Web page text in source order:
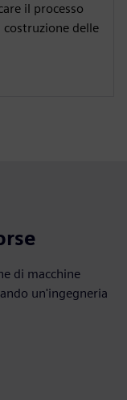
il processo
costruzione delle
di macchine
un'ingegneria